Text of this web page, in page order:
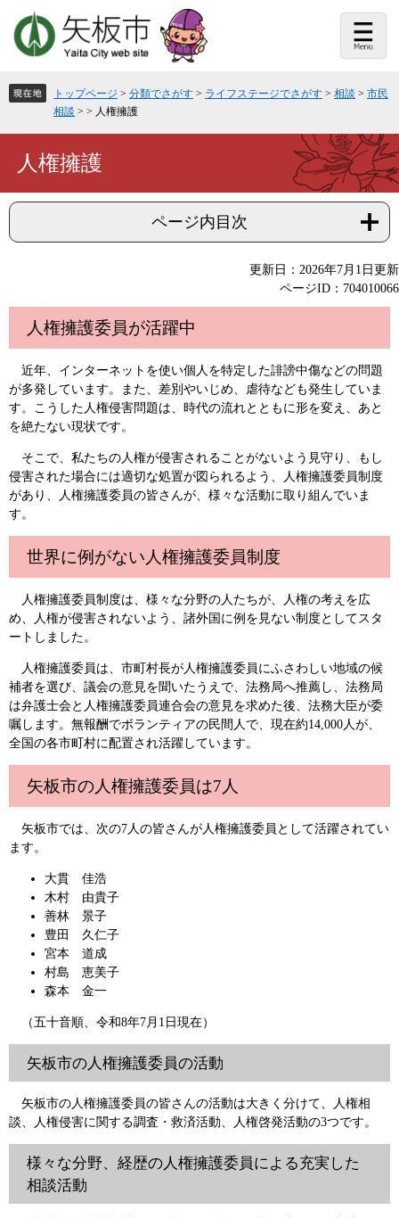
頭
で
飛
ば
て
トップページ > 分類でさがす > ライフステージでさがす > 相談 > 市民
相談 > > 人権擁護
人権擁護
ページ内目次
更新日：2026年7月1日更新
ページID：704010066
人権擁護委員が活躍中
近年、インターネットを使い個人を特定した誹謗中傷などの問題
が多発しています。また、差別やいじめ、虐待なども発生していま
す。こうした人権侵害問題は、時代の流れとともに形を変え、あと
を絶たない現状です。
そこで、私たちの人権が侵害されることがないよう見守り、もし
侵害された場合には適切な処置が図られるよう、人権擁護委員制度
があり、人権擁護委員の皆さんが、様々な活動に取り組んでいま
す。
世界に例がない人権擁護委員制度
人権擁護委員制度は、様々な分野の人たちが、人権の考えを広
め、人権が侵害されないよう、諸外国に例を見ない制度としてスタ
ートしました。
人権擁護委員は、市町村長が人権擁護委員にふさわしい地域の候
補者を選び、議会の意見を聞いたうえで、法務局へ推薦し、法務局
は弁護士会と人権擁護委員連合会の意見を求めた後、法務大臣が委
嘱します。無報酬でボランティアの民間人で、現在約14,000人が、
全国の各市町村に配置され活躍しています。
矢板市の人権擁護委員は7人
矢板市では、次の7人の皆さんが人権擁護委員として活躍されてい
ます。
大貫 佳浩
木村 由貴子
善林 景子
豊田 久仁子
宮本 道成
村島 恵美子
森本 金一
（五十音順、令和8年7月1日現在）
矢板市の人権擁護委員の活動
矢板市の人権擁護委員の皆さんの活動は大きく分けて、人権相
談、人権侵害に関する調査・救済活動、人権啓発活動の3つです。
様々な分野、経歴の人権擁護委員による充実した
相談活動